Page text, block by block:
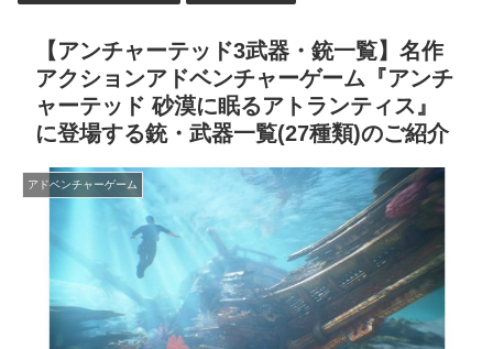
【アンチャーテッド3武器・銃一覧】名作
アクションアドベンチャーゲーム『アンチ
ャーテッド 砂漠に眠るアトランティス』
に登場する銃・武器一覧(27種類)のご紹介
アドベンチャーゲーム